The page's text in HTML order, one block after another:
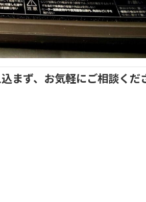
まず、お気軽にご相談くだ